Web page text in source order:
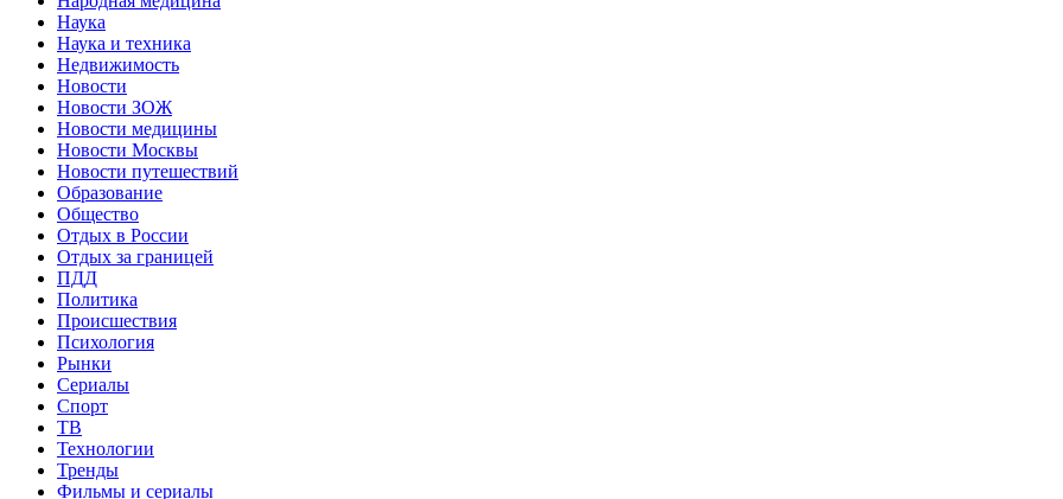
Наука
Наука и техника
Недвижимость
Новости
Новости ЗОЖ
Новости медицины
Новости Москвы
Новости путешествий
Образование
Общество
Отдых в России
Отдых за границей
ПДД
Политика
Происшествия
Психология
Рынки
Сериалы
Спорт
ТВ
Технологии
Тренды
Фильмы и сериалы